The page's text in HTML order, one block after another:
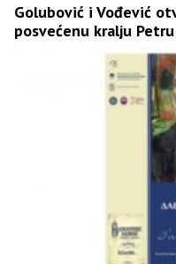
Golubović i Vođević
posvećenu kralju